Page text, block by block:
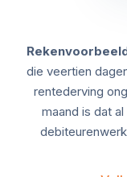
die veertien
rentederving
maand is dat